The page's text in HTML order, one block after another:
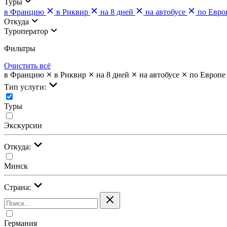
в Францию
в Риквир на 8 дней на автобусе
по
Откуда
Туроператор
Фильтры
Очистить всё
в Францию
в Риквир на 8 дней на автобусе
по Европе
Тип услуги:
Туры
Экскурсии
Откуда:
Минск
Страна:
Германия